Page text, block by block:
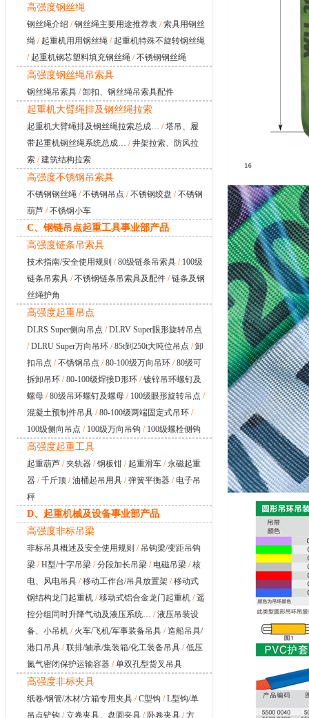
高强度钢丝绳
钢丝绳介绍 /钢丝绳主要用途推荐表 /索具用钢丝
绳 / 起重机用用钢丝绳 / 起重机特殊不旋转钢丝绳
/ 起重机钢芯塑料填充钢丝绳 /不锈钢钢丝绳
高强度钢丝绳吊索具
钢丝绳吊索具 /卸扣、钢丝绳吊索具配件
起重机大臂绳排及钢丝绳拉索
起重机大臂绳排及钢丝绳拉索总成… /塔吊、履
带起重机钢丝绳系统总成… /井架拉索、防风拉
索 /建筑结构拉索
高强度不锈钢吊索具
不锈钢钢丝绳 /不锈钢吊点 /不锈钢绞盘 /不锈钢
葫芦 /不锈钢小车
C、钢链吊点起重工具事业部产品
高强度链条吊索具
技术指南/安全使用规则 /80级链条吊索具 / 100级
链条吊索具 /不锈钢链条吊索具及配件 /链条及钢
丝绳护角
高强度起重吊点
DLRS Super侧向吊点 /DLRV Super眼形旋转吊点
/DLRU Super万向吊环 /85t到250t大吨位吊点 /卸
扣吊点 /不锈钢吊点 /80-100级万向吊环 /80级可
拆卸吊环 /80-100级焊接D形环 /镀锌吊环螺钉及
螺母 /80级吊环螺钉及螺母 / 100级眼形旋转吊点 /
混凝土预制件吊具 /80-100级两端固定式吊环 /
100级侧向吊点 / 100级万向吊钩 / 100级螺栓侧钩
高强度起重工具
起重葫芦 /夹轨器 /钢板钳 / 起重滑车 /永磁起重
器 /千斤顶 /油桶起吊用具 /弹簧平衡器 / 电子吊
秤
D、起重机械及设备事业部产品
高强度非标吊梁
非标吊具概述及安全使用规则 / 吊钩梁/变距吊钩
梁 /H型/十字吊梁 /分段加长吊梁 / 电磁吊梁 /核
电、风电吊具 /移动工作台/吊具放置架 /移动式
钢结构龙门起重机 /移动式铝合金龙门起重机 /遥
控分组同时升降气动及液压系统… /液压吊装设
备、小吊机 / 火车/飞机/军事装备吊具 /造船吊具/
港口吊具 /联排/轴承/集装箱/化工装备吊具 /低压
氮气密闭保护运输容器 /单双孔型货叉吊具
高强度非标夹具
纸卷/钢管/木材/方箱专用夹具 /C型钩 /L型钩/单
吊点铲钩 /立卷夹具、盘圆夹具 / 卧卷夹具 /方